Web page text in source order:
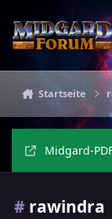
Startseite
Midgard-
# rawindra